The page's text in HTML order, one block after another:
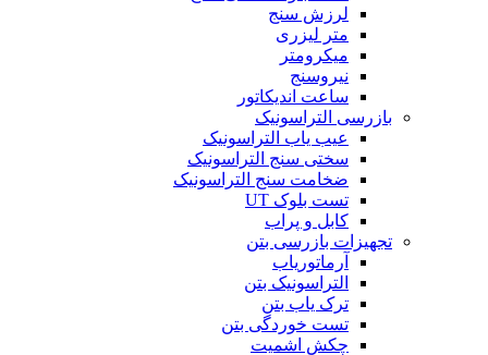
لرزش سنج
متر لیزری
میکرومتر
نیروسنج
ساعت اندیکاتور
بازرسی التراسونیک
عیب یاب التراسونیک
سختی سنج التراسونیک
ضخامت سنج التراسونیک
تست بلوک UT
کابل و پراب
تجهیزات بازرسی بتن
آرماتوریاب
التراسونیک بتن
ترک یاب بتن
تست خوردگی بتن
چکش اشمیت